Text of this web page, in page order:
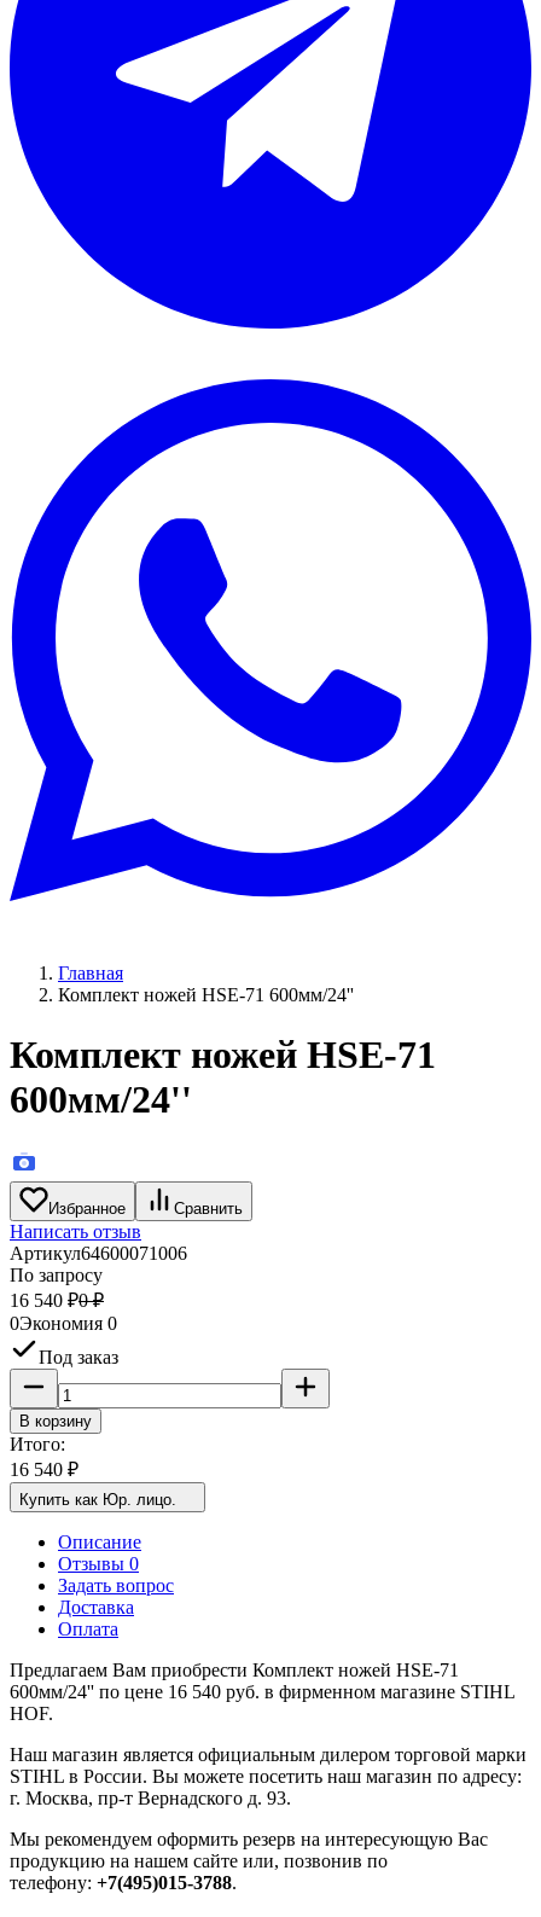
Главная
Комплект ножей HSE-71 600мм/24''
Комплект ножей HSE-71
600мм/24''
Избранное Сравнить
Написать отзыв
Артикул64600071006
По запросу
16 540 ₽0 ₽
0Экономия 0
Под заказ
В корзину
Итого:
16 540 ₽
Купить как Юр. лицо.
Описание
Отзывы 0
Задать вопрос
Доставка
Оплата
Предлагаем Вам приобрести Комплект ножей HSE-71
600мм/24'' по цене 16 540 руб. в фирменном магазине STIHL
HOF.
Наш магазин является официальным дилером торговой марки
STIHL в России. Вы можете посетить наш магазин по адресу:
г. Москва, пр-т Вернадского д. 93.
Мы рекомендуем оформить резерв на интересующую Вас
продукцию на нашем сайте или, позвонив по
телефону: +7(495)015-3788.